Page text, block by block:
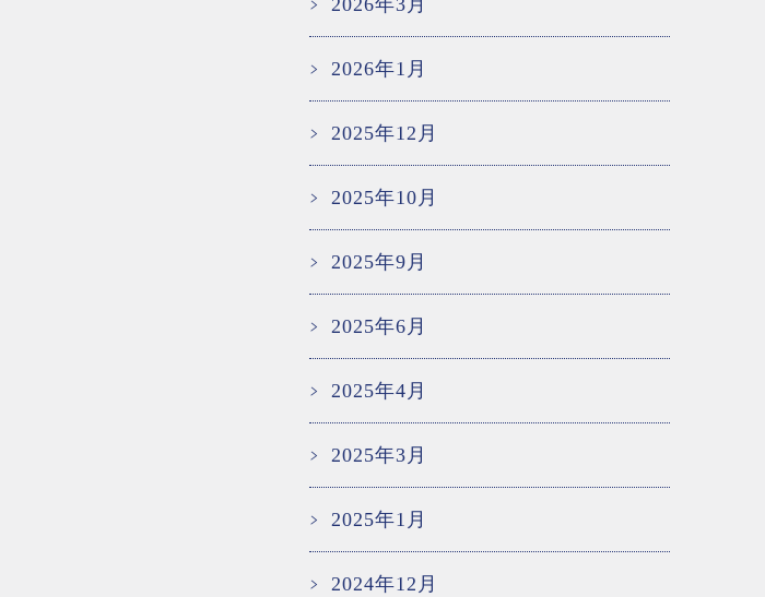
2026年3月
2026年1月
2025年12月
2025年10月
2025年9月
2025年6月
2025年4月
2025年3月
2025年1月
2024年12月